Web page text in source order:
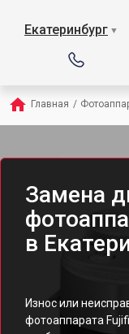
Екатеринбург ▼
Главная /
Замена
в
Износ или
фотоаппарата